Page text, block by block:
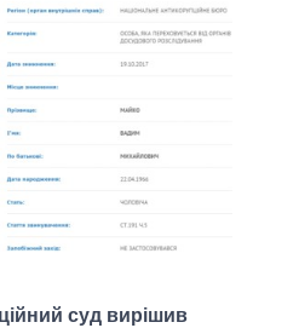
суд вирішив